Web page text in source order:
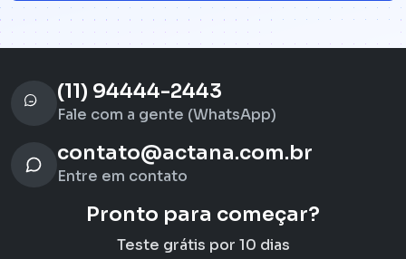
(11) 94444-2443
Fale com a gente (WhatsApp)
contato@actana.com.br
Entre em contato
Pronto para começar?
Teste grátis por 10 dias